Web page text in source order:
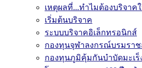
เหตุผลที่...ทำไมต้องบริจาค
เริ่มต้นบริจาค
ระบบบริจาคอิเล็กทรอนิกส์
กองทุนจุฬาลงกรณ์บรมรา
กองทุนภูมิคุ้มกันบำบัดมะเร็